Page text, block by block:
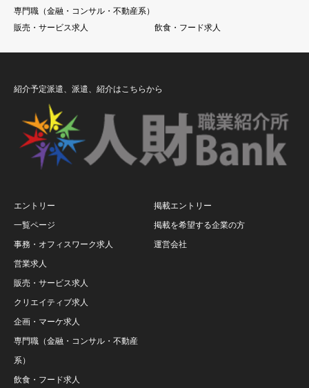
専門職（金融・コンサル・不動産系）
販売・サービス求人
飲食・フード求人
紹介予定派遣、派遣、紹介はこちらから
エントリー
一覧ページ
事務・オフィスワーク求人
営業求人
販売・サービス求人
クリエイティブ求人
企画・マーケ求人
専門職（金融・コンサル・不動産
系）
飲食・フード求人
掲載エントリー
掲載を希望する企業の方
運営会社